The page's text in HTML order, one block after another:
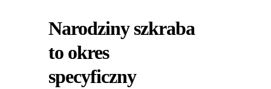
Narodziny szkraba
to okres
specyficzny